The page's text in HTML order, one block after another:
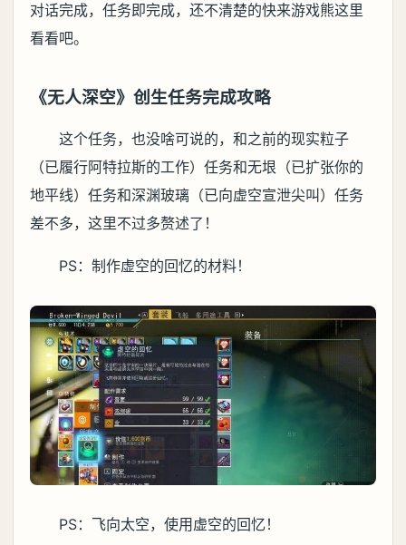
对话完成，任务即完成，还不清楚的快来游戏熊这里
看看吧。
《无人深空》创生任务完成攻略
这个任务，也没啥可说的，和之前的现实粒子
（已履行阿特拉斯的工作）任务和无垠（已扩张你的
地平线）任务和深渊玻璃（已向虚空宣泄尖叫）任务
差不多，这里不过多赘述了！
PS：制作虚空的回忆的材料！
PS：飞向太空，使用虚空的回忆！